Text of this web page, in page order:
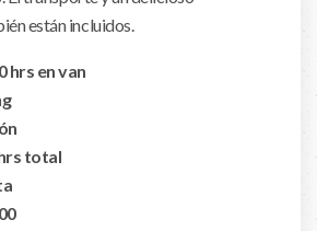
están incluidos.
hrs en van
total